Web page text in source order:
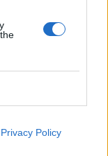
Privacy Policy
στην Αμερική